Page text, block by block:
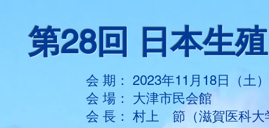
会 期： 2023年11月18日（土
​会 場： 大津市民会館
会 長： 村上 節（滋賀医科
第28回 日本生